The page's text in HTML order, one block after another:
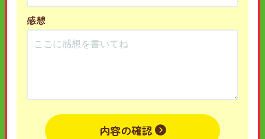
感想
内容の確認